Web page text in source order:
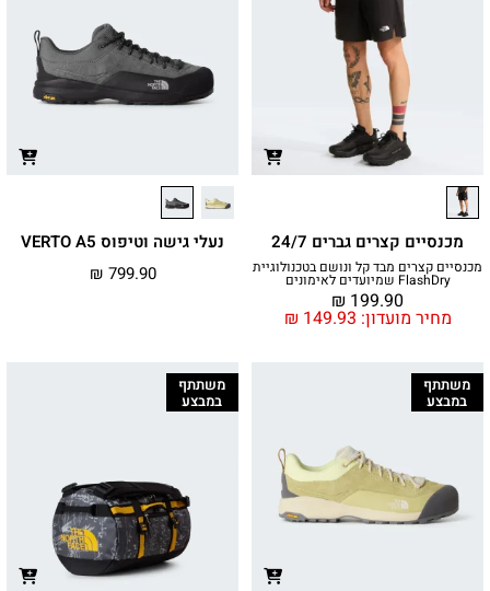
מכנסיים קצרים גברים 24/7
מכנסיים קצרים מבד קל ונושם בטכנולוגיית
FlashDry שמיועדים לאימונים
מחיר מועדון: ₪ 149.93
₪ 199.90
נעלי גישה וטיפוס VERTO A5
₪ 799.90
משתתף
במבצע
משתתף
במבצע